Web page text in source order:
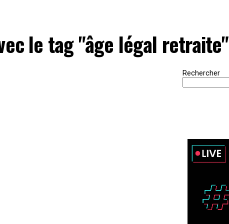
le tag "âge légal retraite"
Rechercher